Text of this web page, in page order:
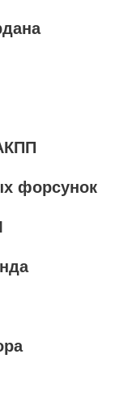
форсунок